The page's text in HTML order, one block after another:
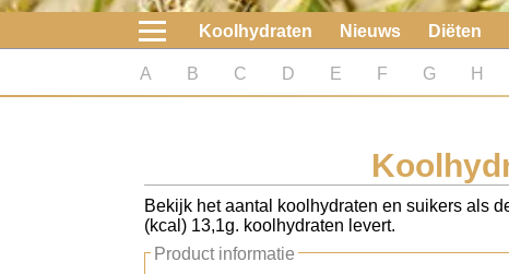
koolhydraatarme diëten
Diabetes test
Koolhydraten tellen
Koolhydraten Nieuws Diëten
A B C D E F G H
Bekijk het aantal koolhydraten en suikers als
(kcal) 13,1g. koolhydraten levert.
Product informatie